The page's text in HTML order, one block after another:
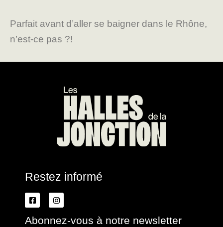
Parfait avant d’aller se baigner dans le Rhône,
n’est-ce pas ?!
Restez informé
Abonnez-vous à notre newsletter